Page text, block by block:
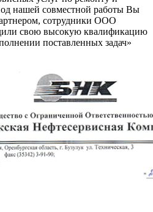
нашей совместной работы Вы
сотрудники ООО
свою высокую квалификацию
поставленных задач»